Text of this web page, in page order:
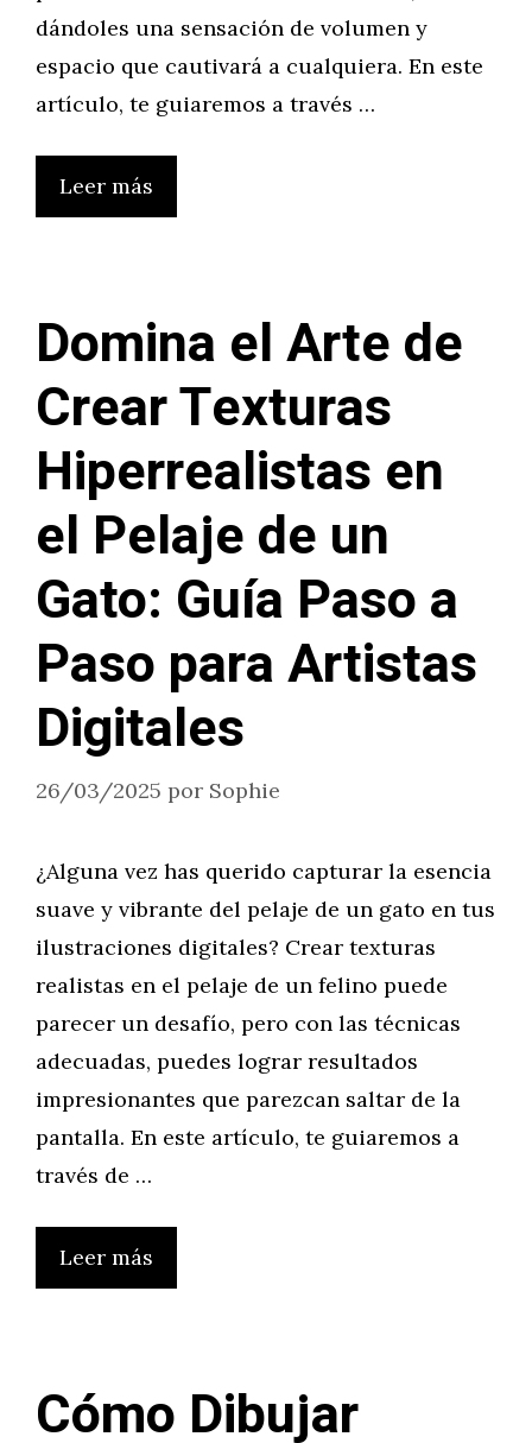
dándoles una sensación de volumen y
espacio que cautivará a cualquiera. En este
artículo, te guiaremos a través …
Leer más
Domina el Arte de
Crear Texturas
Hiperrealistas en
el Pelaje de un
Gato: Guía Paso a
Paso para Artistas
Digitales
26/03/2025 por Sophie
¿Alguna vez has querido capturar la esencia
suave y vibrante del pelaje de un gato en tus
ilustraciones digitales? Crear texturas
realistas en el pelaje de un felino puede
parecer un desafío, pero con las técnicas
adecuadas, puedes lograr resultados
impresionantes que parezcan saltar de la
pantalla. En este artículo, te guiaremos a
través de …
Leer más
Cómo Dibujar